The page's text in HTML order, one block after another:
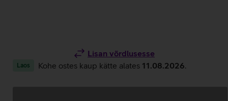
Lisan võrdlusesse
Laos Kohe ostes kaup kätte alates 11.08.2026